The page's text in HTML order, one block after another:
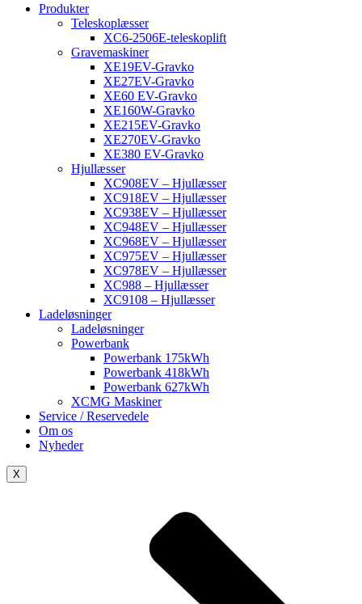
Produkter
Teleskoplæsser
XC6-2506E-teleskoplift
Gravemaskiner
XE19EV-Gravko
XE27EV-Gravko
XE60 EV-Gravko
XE160W-Gravko
XE215EV-Gravko
XE270EV-Gravko
XE380 EV-Gravko
Hjullæsser
XC908EV – Hjullæsser
XC918EV – Hjullæsser
XC938EV – Hjullæsser
XC948EV – Hjullæsser
XC968EV – Hjullæsser
XC975EV – Hjullæsser
XC978EV – Hjullæsser
XC988 – Hjullæsser
XC9108 – Hjullæsser
Ladeløsninger
Ladeløsninger
Powerbank
Powerbank 175kWh
Powerbank 418kWh
Powerbank 627kWh
XCMG Maskiner
Service / Reservedele
Om os
Nyheder
X